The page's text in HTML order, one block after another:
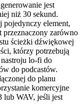
jest
niż 30 sekund.
pojedynczy element,
przeznaczony zarówno
ścieżki dźwiękowej
którzy potrzebują
nastroju lo-fi do
do podcastów.
do planu
komercyjne
lub WAV, jeśli jest